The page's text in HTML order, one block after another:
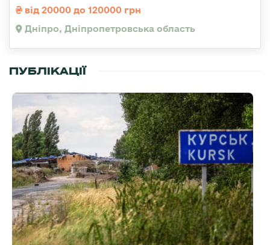
від 20000 до 120000 грн
Дніпро, Дніпропетровська область
ПУБЛІКАЦІЇ